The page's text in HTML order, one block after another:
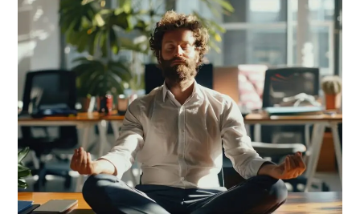
Achtsamkeit
im
Alltag:
Kleine
Rituale
für
mehr
Wohlbefinden